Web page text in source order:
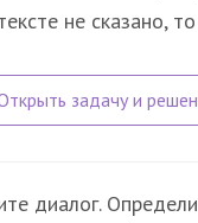
не сказано,
диалог.